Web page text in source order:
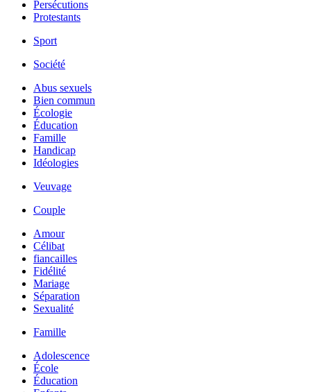
Persécutions
Protestants
Sport
Société
Abus sexuels
Bien commun
Écologie
Éducation
Famille
Handicap
Idéologies
Veuvage
Couple
Amour
Célibat
fiancailles
Fidélité
Mariage
Séparation
Sexualité
Famille
Adolescence
École
Éducation